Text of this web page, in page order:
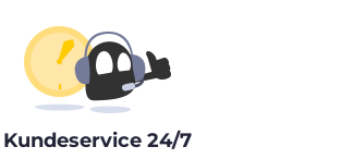
Kundeservice 24/7